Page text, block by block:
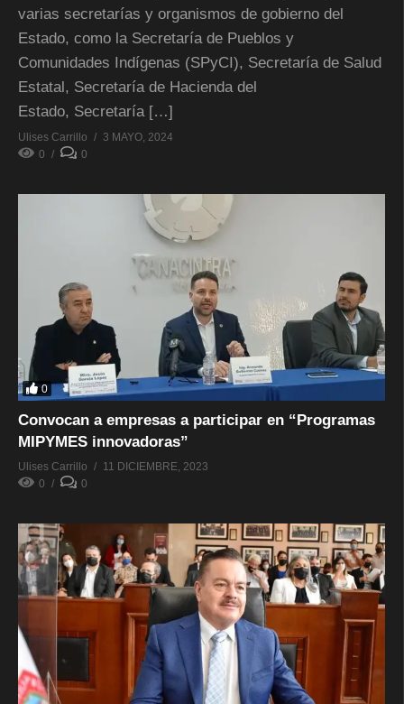
varias secretarías y organismos de gobierno del
Estado, como la Secretaría de Pueblos y
Comunidades Indígenas (SPyCI), Secretaría de Salud
Estatal, Secretaría de Hacienda del
Estado, Secretaría […]
Ulises Carrillo
3 MAYO, 2024
0
0
0
Convocan a empresas a participar en “Programas
MIPYMES innovadoras”
Ulises Carrillo
11 DICIEMBRE, 2023
0
0